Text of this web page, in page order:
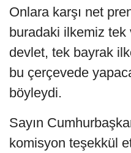
Onlara karşı net
buradaki ilkemiz
devlet, tek bayrak
bu çerçevede
böyleydi.
Sayın
komisyon teşekkül